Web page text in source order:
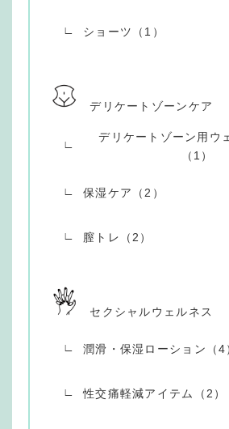
ショーツ（1）
デリケートゾーンケア
デリケートゾーン用ウ
（1）
保湿ケア（2）
膣トレ（2）
セクシャルウェルネス
潤滑・保湿ローション（4
性交痛軽減アイテム（2）